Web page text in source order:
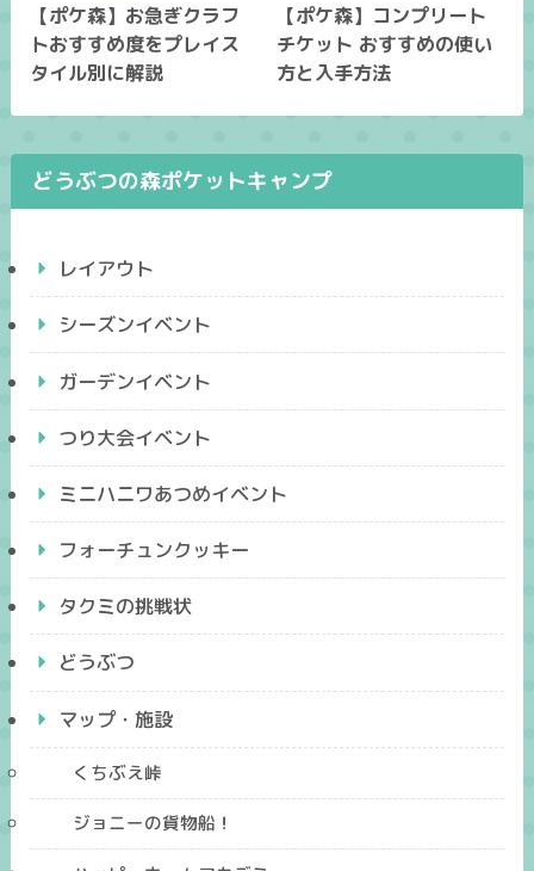
【ポケ森】お急ぎクラフ
トおすすめ度をプレイス
タイル別に解説
【ポケ森】コンプリート
チケット おすすめの使い
方と入手方法
どうぶつの森ポケットキャンプ
レイアウト
シーズンイベント
ガーデンイベント
つり大会イベント
ミニハニワあつめイベント
フォーチュンクッキー
タクミの挑戦状
どうぶつ
マップ・施設
くちぶえ峠
ジョニーの貨物船！